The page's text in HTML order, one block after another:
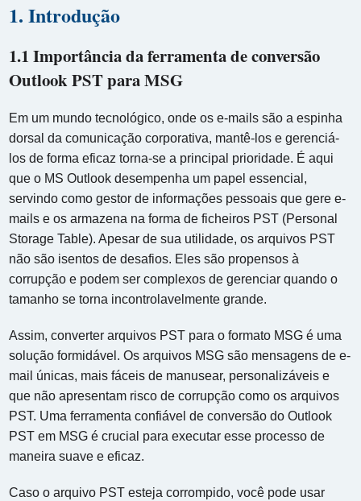
1. Introdução
1.1 Importância da ferramenta de conversão
Outlook PST para MSG
Em um mundo tecnológico, onde os e-mails são a espinha
dorsal da comunicação corporativa, mantê-los e gerenciá-
los de forma eficaz torna-se a principal prioridade. É aqui
que o MS Outlook desempenha um papel essencial,
servindo como gestor de informações pessoais que gere e-
mails e os armazena na forma de ficheiros PST (Personal
Storage Table). Apesar de sua utilidade, os arquivos PST
não são isentos de desafios. Eles são propensos à
corrupção e podem ser complexos de gerenciar quando o
tamanho se torna incontrolavelmente grande.
Assim, converter arquivos PST para o formato MSG é uma
solução formidável. Os arquivos MSG são mensagens de e-
mail únicas, mais fáceis de manusear, personalizáveis ​​e
que não apresentam risco de corrupção como os arquivos
PST. Uma ferramenta confiável de conversão do Outlook
PST em MSG é crucial para executar esse processo de
maneira suave e eficaz.
Caso o arquivo PST esteja corrompido, você pode usar